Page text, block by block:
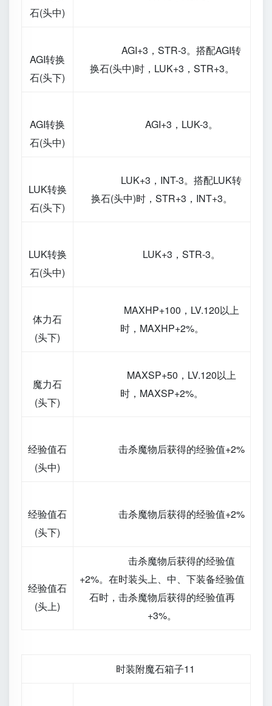
石(头中)
AGI转换
石(头下)
AGI+3，STR-3。搭配AGI转
换石(头中)时，LUK+3，STR+3。
AGI转换
石(头中)
AGI+3，LUK-3。
LUK转换
石(头下)
LUK+3，INT-3。搭配LUK转
换石(头中)时，STR+3，INT+3。
LUK转换
石(头中)
LUK+3，STR-3。
体力石
(头下)
MAXHP+100，LV.120以上
时，MAXHP+2%。
魔力石
(头下)
MAXSP+50，LV.120以上
时，MAXSP+2%。
经验值石
(头中)
击杀魔物后获得的经验值+2%
经验值石
(头下)
击杀魔物后获得的经验值+2%
经验值石
(头上)
击杀魔物后获得的经验值
+2%。在时装头上、中、下装备经验值
石时，击杀魔物后获得的经验值再
+3%。
时装附魔石箱子11